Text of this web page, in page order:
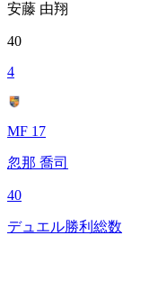
安藤 由翔
40
4
MF 17
忽那 喬司
40
デュエル勝利総数